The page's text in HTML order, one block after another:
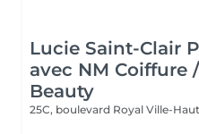
Lucie Saint-Clair
avec NM Coiffure
Beauty
25C, boulevard Royal Ville-